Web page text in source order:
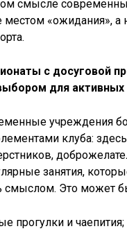
смысле
местом «ожидания», а
с досуговой
для
учреждения
клуба:
занятия,
смыслом. Это может
прогулки и чаепития;